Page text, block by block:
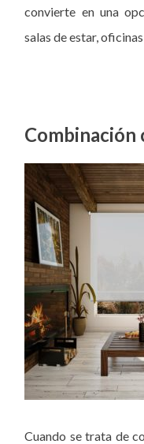
convierte en una
salas de estar,
Combinación
Cuando se trata de